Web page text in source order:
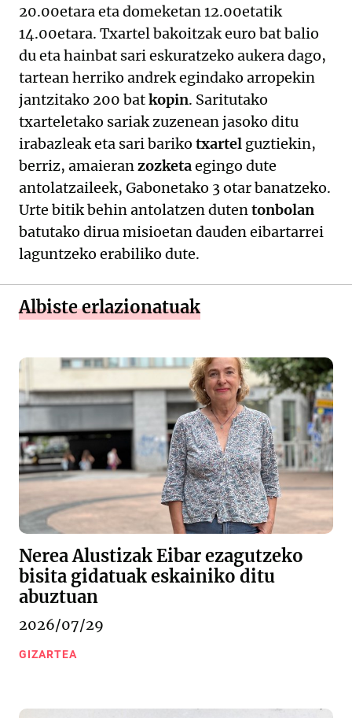
20.00etara eta domeketan 12.00etatik
14.00etara. Txartel bakoitzak euro bat balio
du eta hainbat sari eskuratzeko aukera dago,
tartean herriko andrek egindako arropekin
jantzitako 200 batkopin. Saritutako
txarteletako sariak zuzenean jasoko ditu
irabazleak eta sari bariko txartel guztiekin,
berriz, amaieranzozketaegingo dute
antolatzaileek, Gabonetako 3 otar banatzeko.
Urte bitik behin antolatzen dutentonbolan
batutako dirua misioetan dauden eibartarrei
laguntzeko erabiliko dute.
Albiste erlazionatuak
Nerea Alustizak Eibar ezagutzeko
bisita gidatuak eskainiko ditu
abuztuan
2026/07/29
GIZARTEA